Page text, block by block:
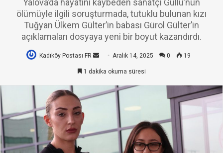
Yalova’da hayatını kaybeden sanatçı Güllü’nün
ölümüyle ilgili soruşturmada, tutuklu bulunan kızı
Tuğyan Ülkem Gülter’in babası Gürol Gülter’in
açıklamaları dosyaya yeni bir boyut kazandırdı.
Kadıköy Postası FR
e-
göndermek
Aralık 14, 2025 0 19
1 dakika okuma süresi